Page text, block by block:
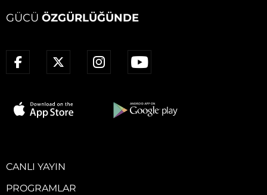
GÜCÜ ÖZGÜRLÜĞÜNDE
CANLI YAYIN
PROGRAMLAR